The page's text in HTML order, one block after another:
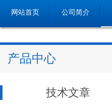
网站首页 公司简介
产品中心
技术文章